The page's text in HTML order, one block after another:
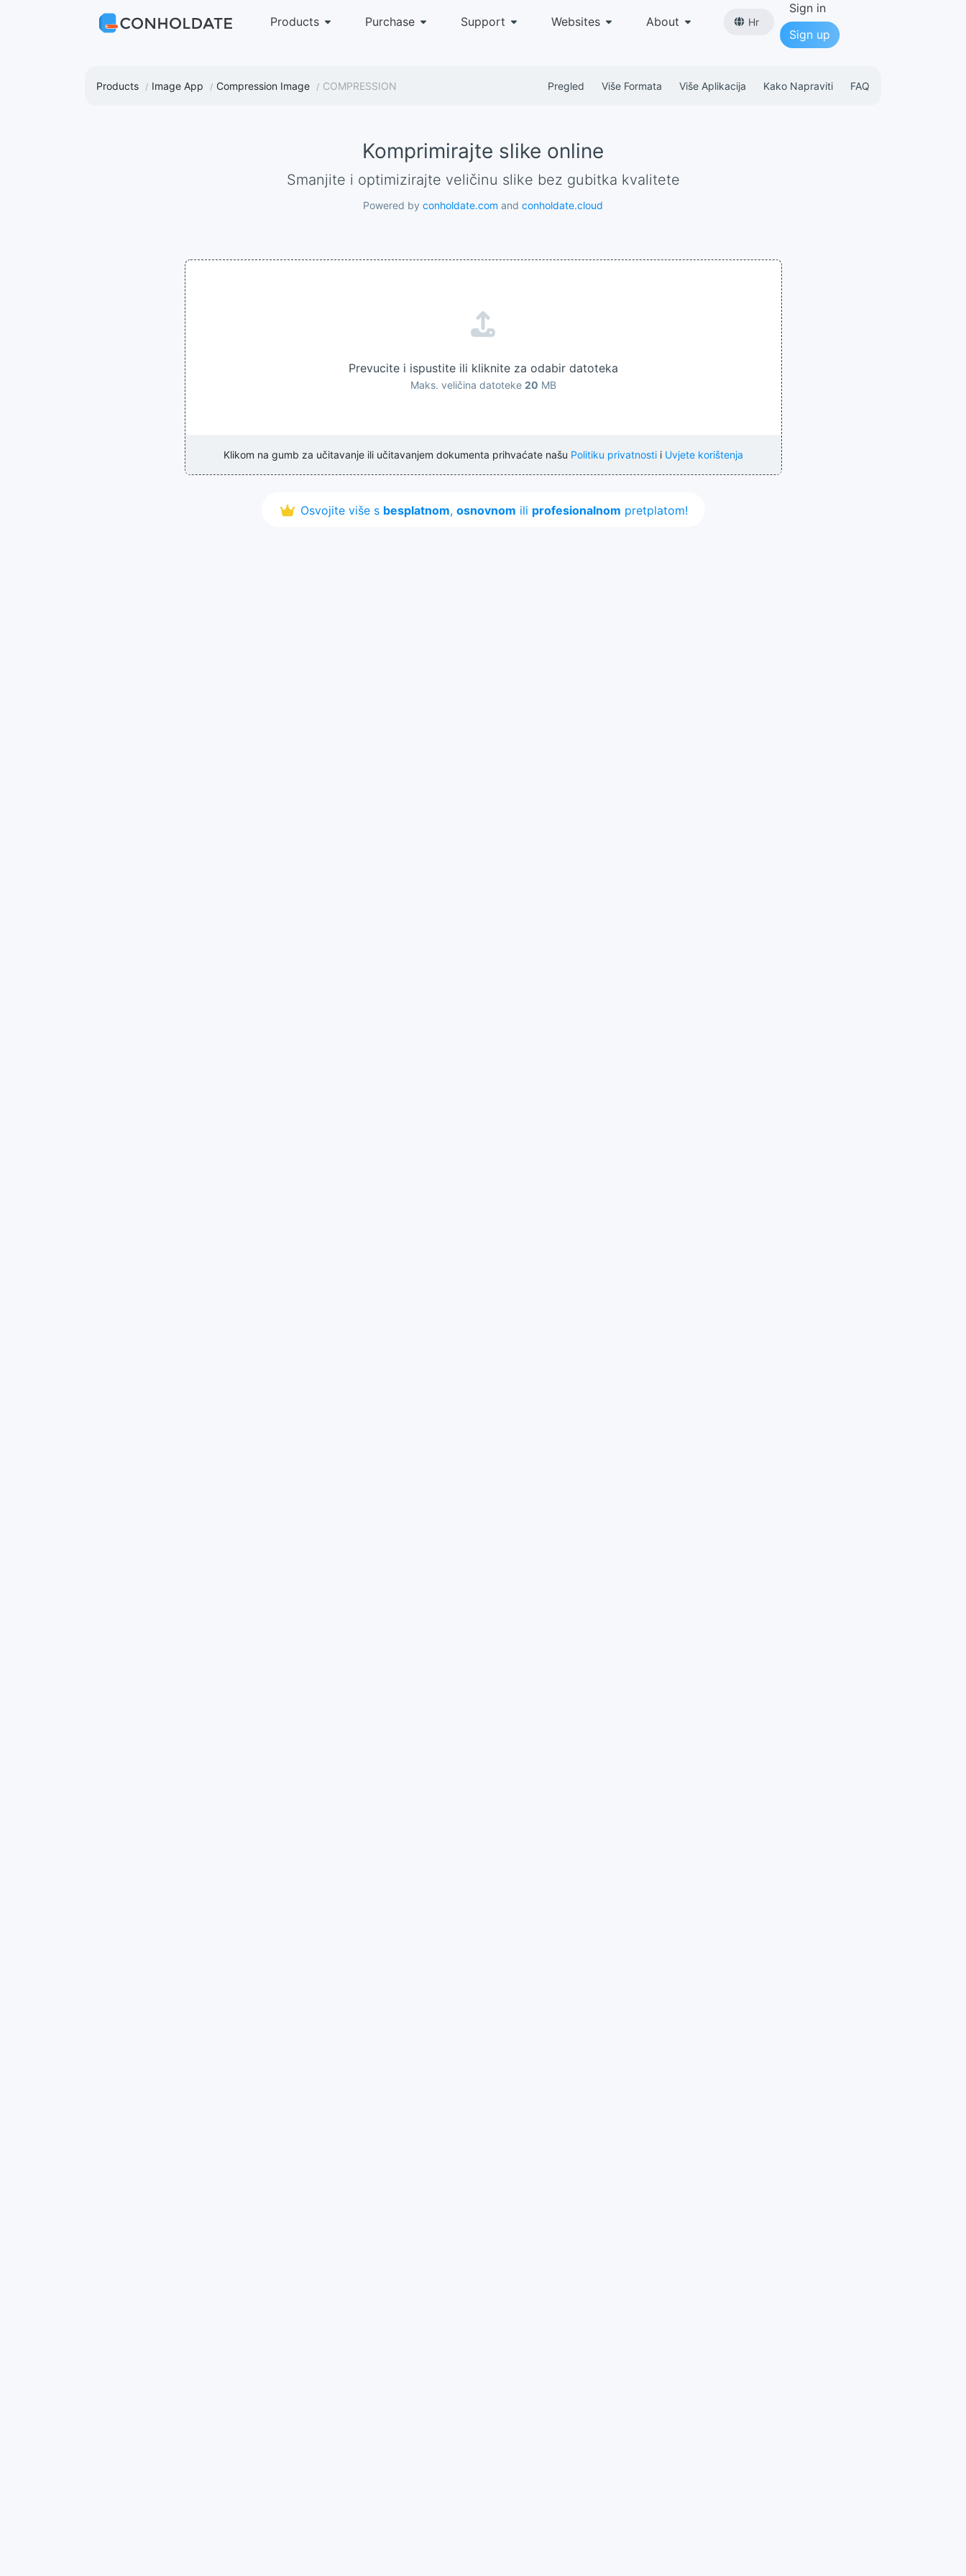
Products Purchase Support Websites About Hr
Sign in
Sign up
Products Image App Compression Image COMPRESSION Pregled Više Formata Više Aplikacija Kako Napraviti FAQ
Komprimirajte slike online
Smanjite i optimizirajte veličinu slike bez gubitka kvalitete
Powered by conholdate.com and conholdate.cloud
Prevucite i ispustite ili kliknite za odabir datoteka
Maks. veličina datoteke 20 MB
Klikom na gumb za učitavanje ili učitavanjem dokumenta prihvaćate našu Politiku privatnostii Uvjete korištenja
Osvojite više s besplatnom, osnovnom ili profesionalnom pretplatom!